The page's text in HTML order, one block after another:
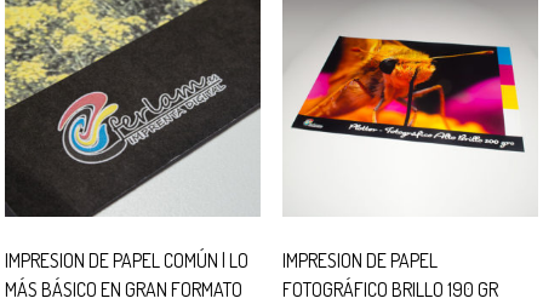
IMPRESION DE PAPEL COMÚN | LO
MÁS BÁSICO EN GRAN FORMATO
IMPRESION DE PAPEL
FOTOGRÁFICO BRILLO 190 GR